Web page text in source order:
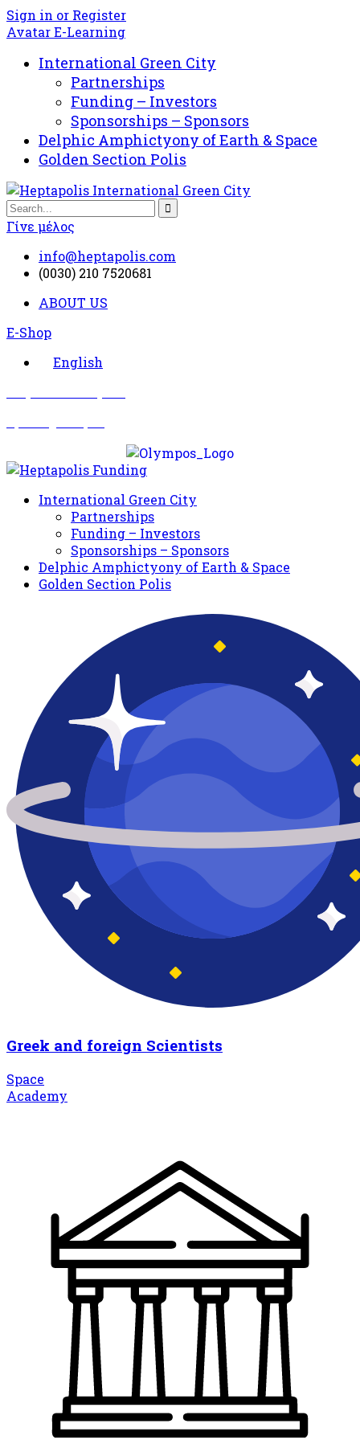
Sign in or Register
Avatar E-Learning
International Green City
Partnerships
Funding – Investors
Sponsorships – Sponsors
Delphic Amphictyony of Earth & Space
Golden Section Polis
Γίνε μέλος
info@heptapolis.com
(0030) 210 7520681
ABOUT US
E-Shop
English
International Green City
Partnerships
Funding – Investors
Sponsorships – Sponsors
Delphic Amphictyony of Earth & Space
Golden Section Polis
Greek and foreign Scientists
Space
Academy